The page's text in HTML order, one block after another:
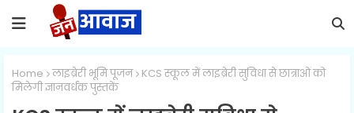
Home लाइब्रेरी भूमि पूजन
KCS स्कूल में लाइब्रेरी सुविधा से छात्राओं को
मिलेगी ज्ञानवर्धक पुस्तकें